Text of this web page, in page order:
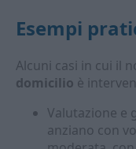
Esempi
Alcuni casi in cui il
domicilio è
Valutazione e
anziano con